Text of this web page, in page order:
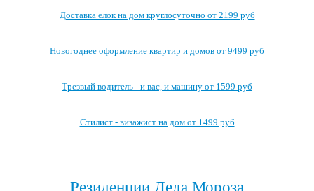
Доставка елок на дом круглосуточно от 2199 руб
Новогоднее оформление квартир и домов от 9499 руб
Трезвый водитель - и вас, и машину от 1599 руб
Стилист - визажист на дом от 1499 руб
Резиденции Деда Мороза